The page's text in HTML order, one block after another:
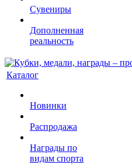
Сувениры
Дополненная
реальность
Каталог
Новинки
Распродажа
Награды по
видам спорта